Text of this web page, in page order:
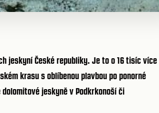
jeskyní České republiky. Je to o 16 tisíc více
krasu s oblíbenou plavbou po ponorné
jeskyně v Podkrkonoší či